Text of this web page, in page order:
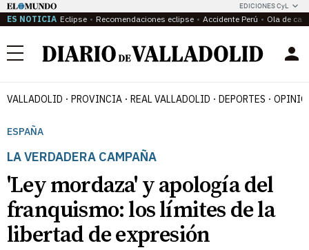
EDICIONES CyL
ES NOTICIA Eclipse Recomendaciones eclipse Accidente Perú Ola de
Menú
VALLADOLID PROVINCIA REAL VALLADOLID DEPORTES
ESPAÑA
LA VERDADERA CAMPAÑA
'Ley mordaza' y apología del
franquismo: los límites de la
libertad de expresión